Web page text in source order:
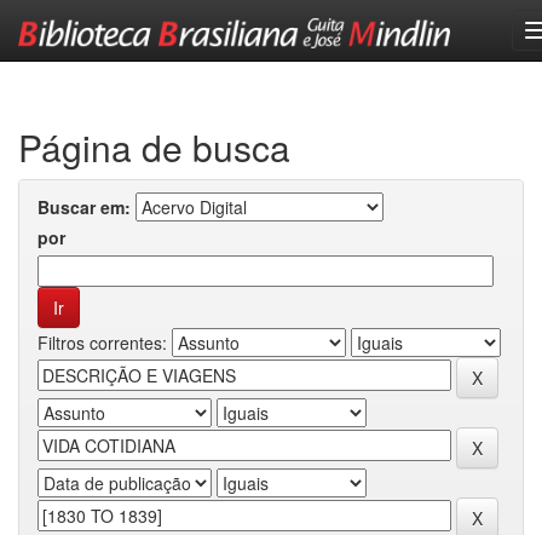
Página de busca
Buscar em:
por
Filtros correntes: